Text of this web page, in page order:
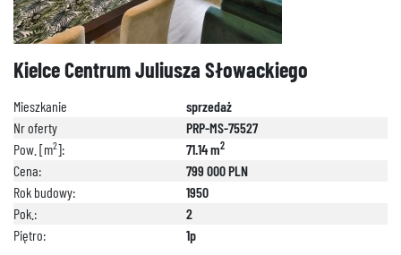
Kielce Centrum Juliusza Słowackiego
Mieszkanie
sprzedaż
Nr oferty
PRP-MS-75527
Pow. [m2]: 71.14 m2
Cena:
799 000 PLN
Rok budowy:
1950
Pok.:
2
Piętro:
1p